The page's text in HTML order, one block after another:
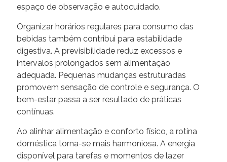
espaço de observação e autocuidado.
Organizar horários regulares para consumo das
bebidas também contribui para estabilidade
digestiva. A previsibilidade reduz excessos e
intervalos prolongados sem alimentação
adequada. Pequenas mudanças estruturadas
promovem sensação de controle e segurança. O
bem-estar passa a ser resultado de práticas
contínuas.
Ao alinhar alimentação e conforto físico, a rotina
doméstica torna-se mais harmoniosa. A energia
disponível para tarefas e momentos de lazer